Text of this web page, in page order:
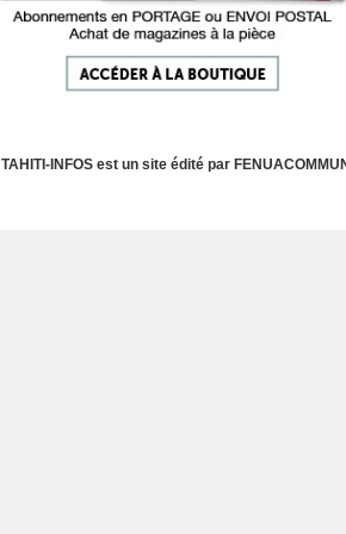
TAHITI-INFOS est un site édité par